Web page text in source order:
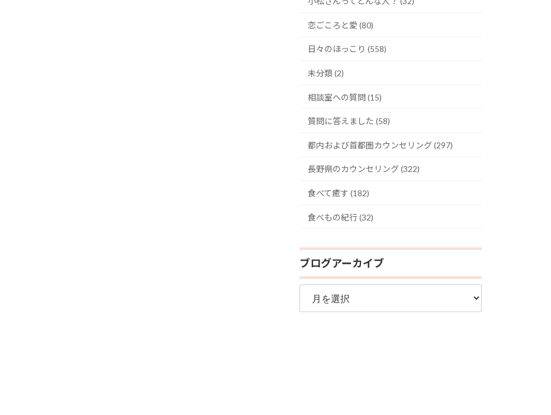
恋ごころと愛 (80)
日々のほっこり (558)
未分類 (2)
相談室への質問 (15)
質問に答えました (58)
都内および首都圏カウンセリング (297)
長野県のカウンセリング (322)
食べて癒す (182)
食べもの紀行 (32)
ブログアーカイブ
ブ
グ